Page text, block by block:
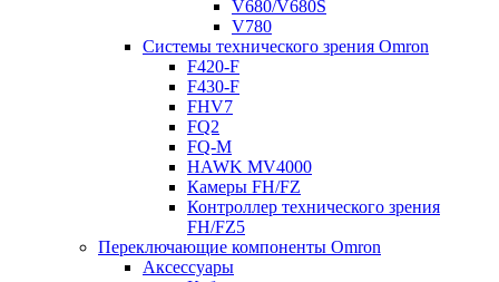
V680/V680S
V780
Системы технического зрения Omron
F420-F
F430-F
FHV7
FQ2
FQ-M
HAWK MV4000
Камеры FH/FZ
Контроллер технического зрения
FH/FZ5
Переключающие компоненты Omron
Аксессуары